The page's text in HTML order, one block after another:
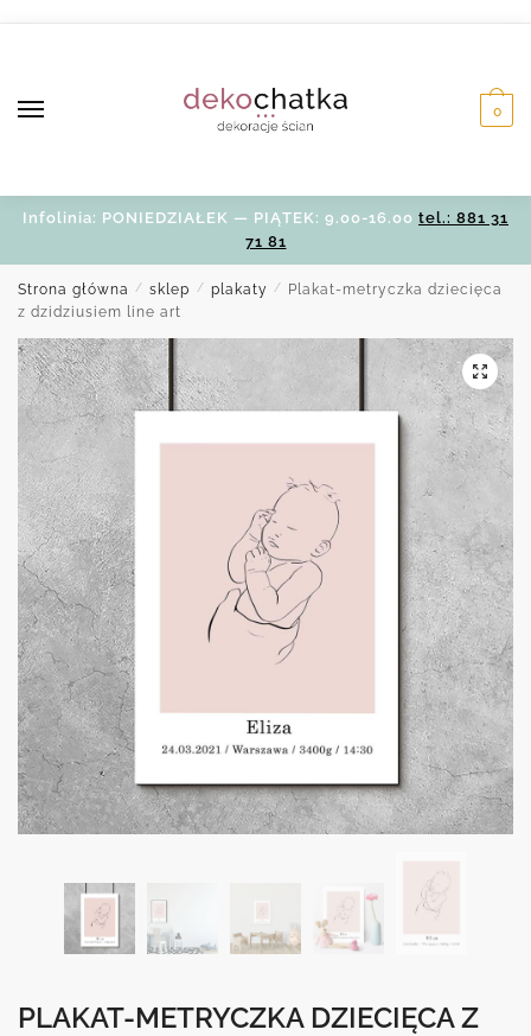
0
Infolinia: PONIEDZIAŁEK — PIĄTEK: 9.00-16.00 tel.: 881 31
71 81
Strona główna / sklep / plakaty /
Plakat-metryczka dziecięca
z dzidziusiem line art
PLAKAT-METRYCZKA DZIECIĘCA Z